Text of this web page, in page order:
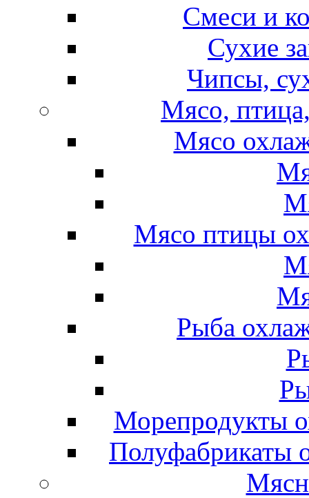
Смеси и
Сухие
Чипсы,
Мясо,
Мясо
Мясо птицы
Рыба
Морепродукты
Полуфабрикаты